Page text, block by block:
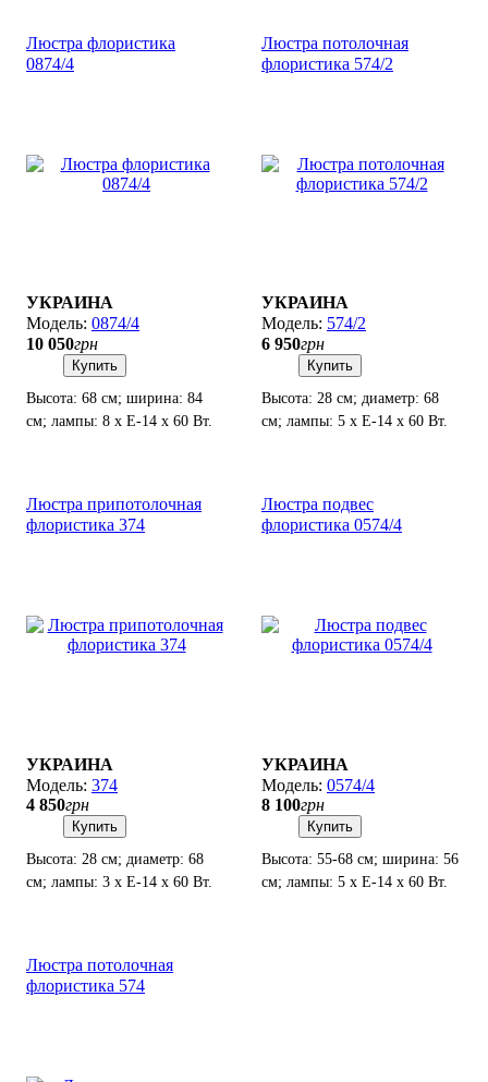
Люстра флористика
0874/4
УКРАИНА
0874/4
10 050грн
Купить
Высота: 68 см; ширина: 84
см; лампы: 8 х Е-14 х 60 Вт.
Люстра потолочная
флористика 574/2
УКРАИНА
574/2
6 950грн
Купить
Высота: 28 см; диаметр: 68
см; лампы: 5 х Е-14 х 60 Вт.
Люстра припотолочная
флористика 374
УКРАИНА
374
4 850грн
Купить
Высота: 28 см; диаметр: 68
см; лампы: 3 х Е-14 х 60 Вт.
Люстра подвес
флористика 0574/4
УКРАИНА
0574/4
8 100грн
Купить
Высота: 55-68 см; ширина: 56
см; лампы: 5 х Е-14 х 60 Вт.
Люстра потолочная
флористика 574